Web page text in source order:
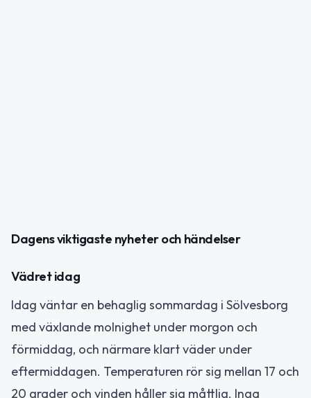
Dagens viktigaste nyheter och händelser
Vädret idag
Idag väntar en behaglig sommardag i Sölvesborg
med växlande molnighet under morgon och
förmiddag, och närmare klart väder under
eftermiddagen. Temperaturen rör sig mellan 17 och
20 grader och vinden håller sig måttlig. Inga